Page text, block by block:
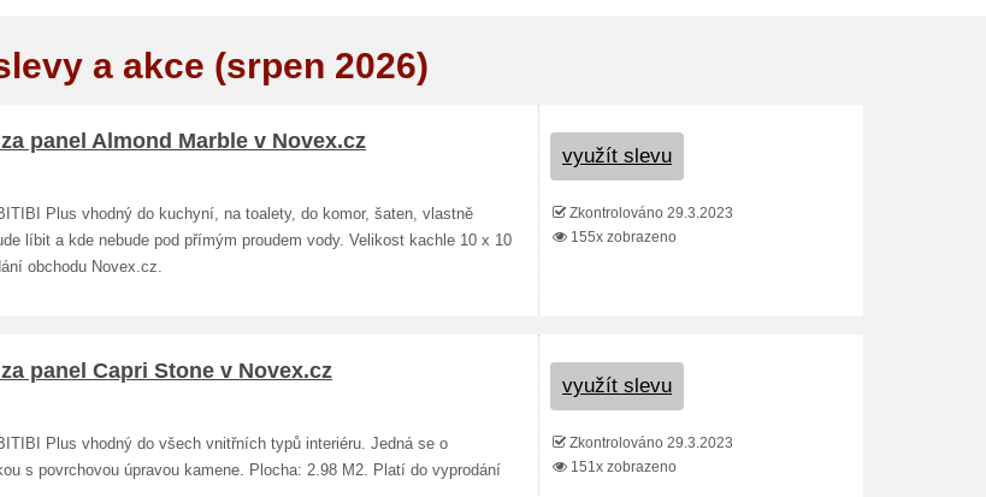
a akce (srpen 2026)
panel Almond Marble v Novex.cz
Plus vhodný do kuchyní, na toalety, do komor, šaten, vlastně
líbit a kde nebude pod přímým proudem vody. Velikost kachle 10 x 10
obchodu Novex.cz.
využít slevu
Zkontrolováno 29.3.2023
155x zobrazeno
panel Capri Stone v Novex.cz
Plus vhodný do všech vnitřních typů interiéru. Jedná se o
s povrchovou úpravou kamene. Plocha: 2.98 M2. Platí do vyprodání
využít slevu
Zkontrolováno 29.3.2023
151x zobrazeno